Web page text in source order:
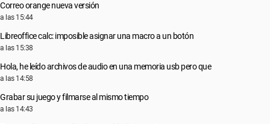
Correo orange nueva versión
a las 15:44
Libreoffice calc: imposible asignar una macro a un botón
a las 15:38
Hola, he leído archivos de audio en una memoria usb pero que
a las 14:58
Grabar su juego y filmarse al mismo tiempo
a las 14:43